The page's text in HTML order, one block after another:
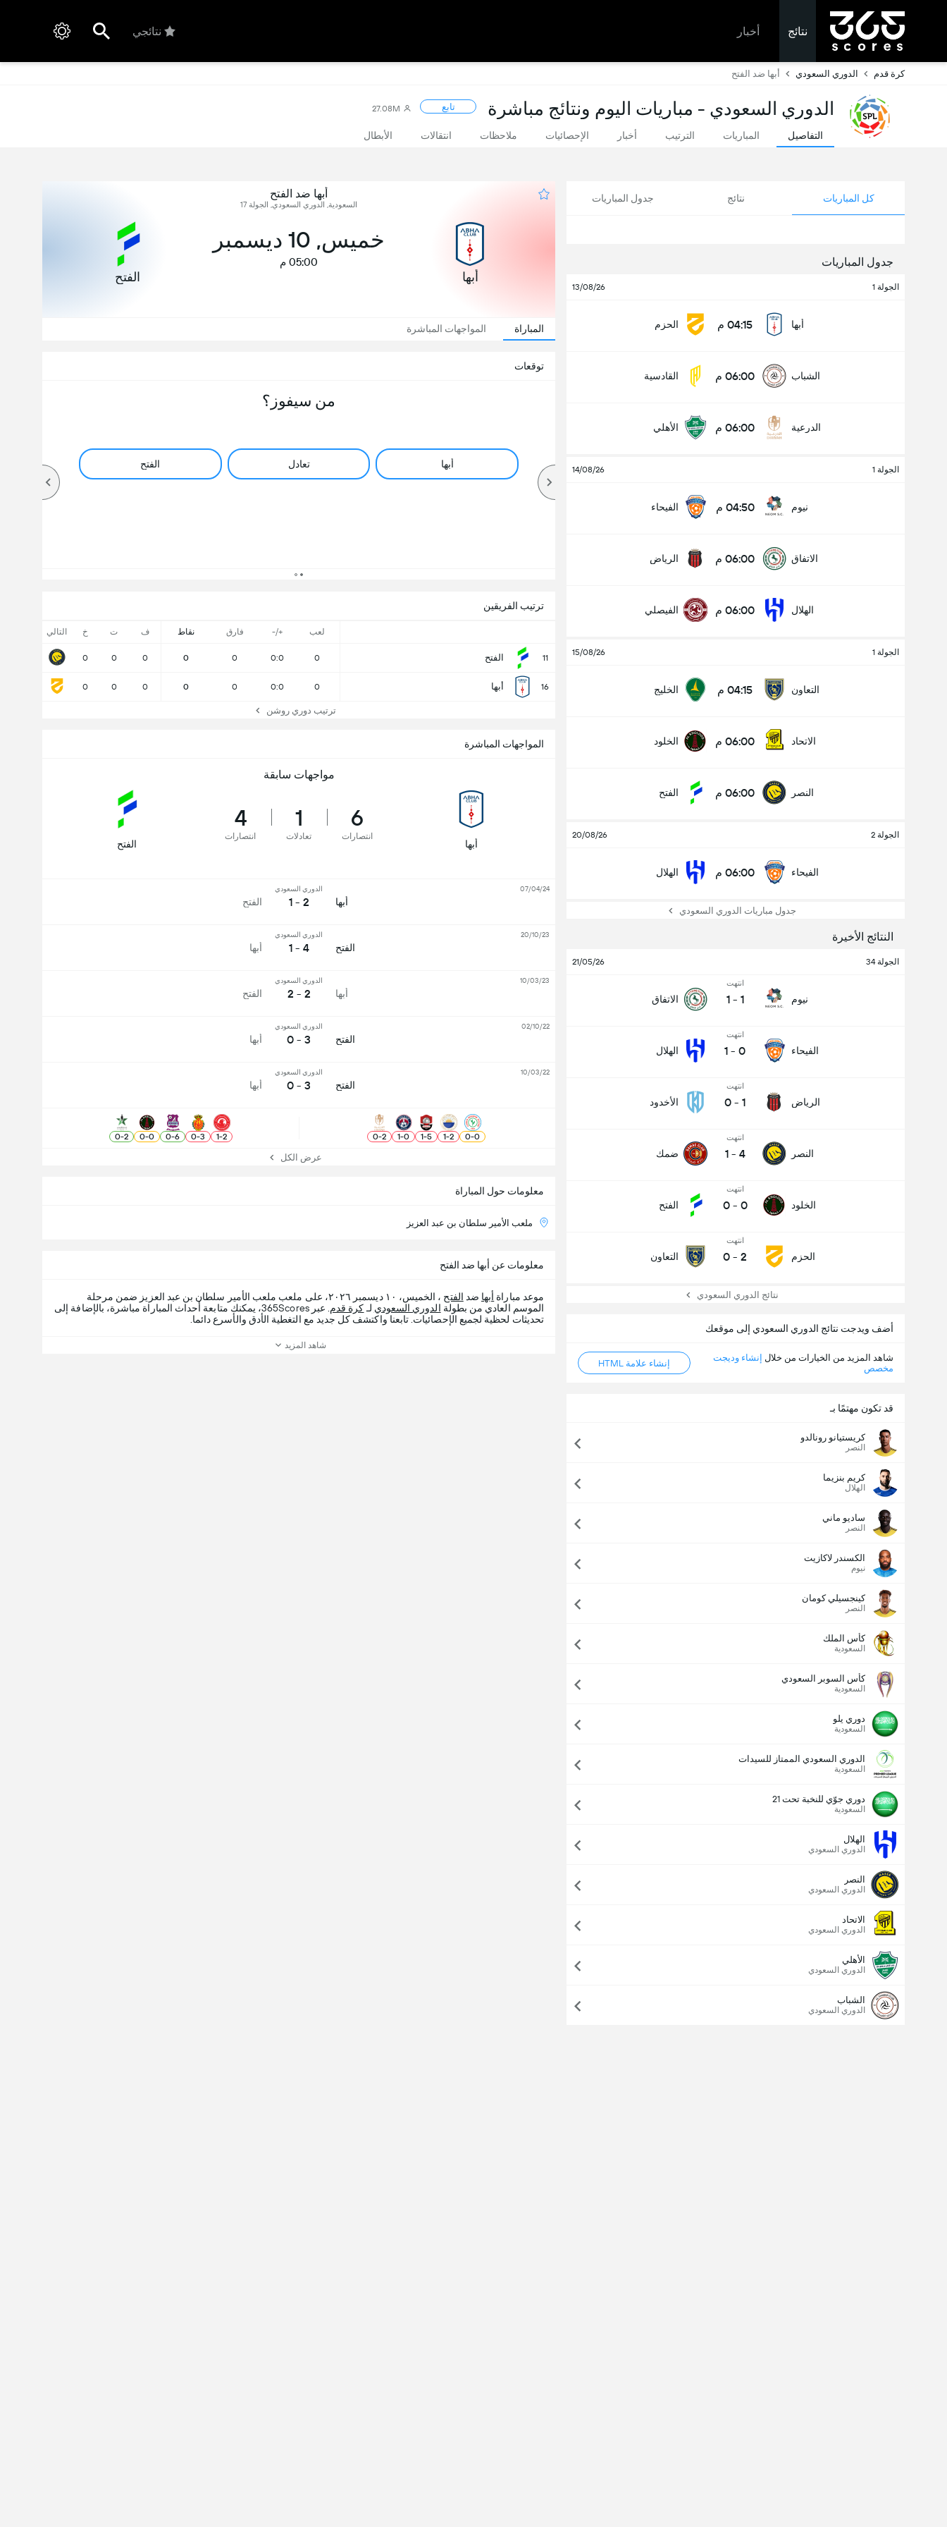
نتائج أخبار نتائجي
كرة قدم الدوري السعودي أبها ضد الفتح
الدوري السعودي - مباريات اليوم ونتائج مباشرة تابع 27.08M
التفاصيل المباريات الترتيب أخبار الإحصائيات ملاحظات انتقالات الأبطال
كل المباريات نتائج جدول المباريات
جدول المباريات
الجولة 1 13/08/26
أبها 04:15 م الحزم
الشباب 06:00 م القادسية
الدرعية 06:00 م الأهلي
الجولة 1 14/08/26
نيوم 04:50 م الفيحاء
الاتفاق 06:00 م الرياض
الهلال 06:00 م الفيصلي
الجولة 1 15/08/26
التعاون 04:15 م الخليج
الاتحاد 06:00 م الخلود
النصر 06:00 م الفتح
الجولة 2 20/08/26
الفيحاء 06:00 م الهلال
جدول مباريات الدوري السعودي
النتائج الأخيرة
الجولة 34 21/05/26
نيوم
انتهت
1
-
1 الاتفاق
الفيحاء
انتهت
0
-
1 الهلال
الرياض
انتهت
1
-
0 الأخدود
النصر
انتهت
4
-
1 ضمك
الخلود
انتهت
0
-
0 الفتح
الحزم
انتهت
2
-
0 التعاون
نتائج الدوري السعودي
أضف ويدجت نتائج الدوري السعودي إلى موقعك
شاهد المزيد من الخيارات من خلال إنشاء وديجت
مخصص
إنشاء علامة HTML
قد تكون مهتمًا بـ
كريستيانو رونالدو
النصر
كريم بنزيما
الهلال
ساديو ماني
النصر
الكسندر لاكازيت
نيوم
كينجسيلي كومان
النصر
كأس الملك
السعودية
كأس السوبر السعودي
السعودية
دوري يلو
السعودية
الدوري السعودي الممتاز للسيدات
السعودية
دوري جوّي للنخبة تحت 21
السعودية
الهلال
الدوري السعودي
النصر
الدوري السعودي
الاتحاد
الدوري السعودي
الأهلي
الدوري السعودي
الشباب
الدوري السعودي
أبها ضد الفتح
السعودية, الدوري السعودي, الجولة 17
أبها
خميس, 10 ديسمبر
05:00 م
الفتح
المباراة المواجهات المباشرة
توقعات
من سيفوز؟
أبها تعادل الفتح أقل
ترتيب الفريقين
لعب +/- فارق نقاط ف ت خ التالي
11 الفتح 0
0:0
0
0
0
0
0
16 أبها 0
0:0
0
0
0
0
0
ترتيب دوري روشن
معلومات حول المباراة
ملعب الأمير سلطان بن عبد العزيز
المواجهات المباشرة
مواجهات سابقة
أبها
6
انتصارات
1
تعادلات
4
انتصارات
الفتح
أبها
الدوري السعودي
2 - 1 الفتح
07/04/24
الفتح
الدوري السعودي
4 - 1 أبها
20/10/23
أبها
الدوري السعودي
2 - 2 الفتح
10/03/23
الفتح
الدوري السعودي
3 - 0 أبها
02/10/22
الفتح
الدوري السعودي
3 - 0 أبها
10/03/22
0
-
0
2
-
1
5
-
1
0
-
1
2
-
0
2
-
1
3
-
0
6
-
0
0
-
0
2
-
0
عرض الكل
معلومات عن أبها ضد الفتح
موعد مباراة أبها ضد الفتح
، الخميس، ١٠ ديسمبر ٢٠٢٦، على ملعب ملعب الأمير سلطان بن عبد العزيز ضمن مرحلة
الموسم العادي من بطولة الدوري السعودي لـ كرة قدم
. عبر 365Scores، يمكنك متابعة أحداث المباراة مباشرة، بالإضافة إلى
تحديثات لحظية لجميع الإحصائيات. تابعنا واكتشف كل جديد مع التغطية الأدق والأسرع دائما.
شاهد المزيد